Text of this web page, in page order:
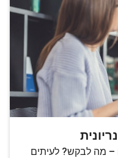
– מה לבקש? לעיתים